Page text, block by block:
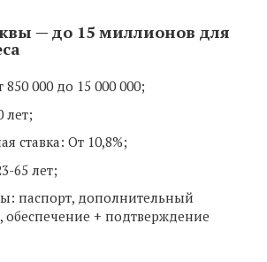
— до 15 миллионов для
000 до 15 000 000;
лет;
ставка: От 10,8%;
65 лет;
паспорт, дополнительный
обеспечение + подтверждение